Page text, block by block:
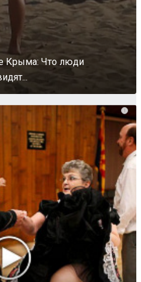
Крыма: Что люди
i